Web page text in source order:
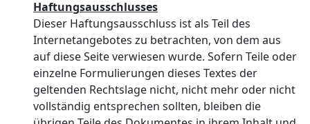
Haftungsausschlusses
Dieser Haftungsausschluss ist als Teil des
Internetangebotes zu betrachten, von dem aus
auf diese Seite verwiesen wurde. Sofern Teile oder
einzelne Formulierungen dieses Textes der
geltenden Rechtslage nicht, nicht mehr oder nicht
vollständig entsprechen sollten, bleiben die